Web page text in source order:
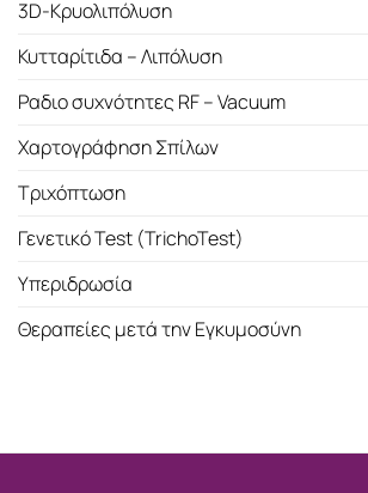
3D-Κρυολιπόλυση
Κυτταρίτιδα – Λιπόλυση
Ραδιο συχνότητες RF – Vacuum
Χαρτογράφηση Σπίλων
Τριχόπτωση
Γενετικό Test (TrichoTest)
Υπεριδρωσία
Θεραπείες μετά την Εγκυμοσύνη